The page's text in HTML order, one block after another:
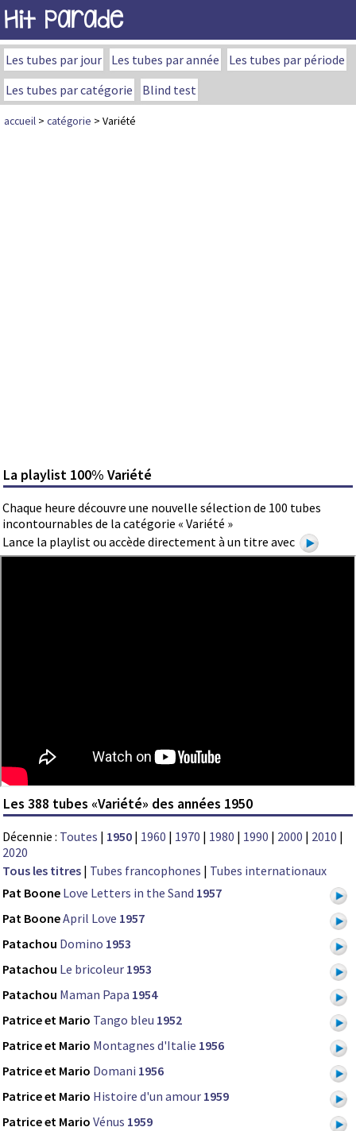
Hit Parade
Les tubes par jour Les tubes par année
Les tubes par période
Les tubes par catégorie
Blind test
accueil > catégorie > Variété
La playlist 100% Variété
Chaque heure découvre une nouvelle sélection de 100 tubes
incontournables de la catégorie « Variété »
Lance la playlist ou accède directement à un titre avec
Les 388 tubes «Variété» des années 1950
Décennie : Toutes | 1950 | 1960 | 1970 | 1980 | 1990 | 2000 | 2010 |
2020
Tous les titres | Tubes francophones | Tubes internationaux
Pat Boone Love Letters in the Sand 1957
Pat BooneApril Love 1957
Patachou Domino 1953
Patachou Le bricoleur 1953
Patachou Maman Papa 1954
Patrice et Mario Tango bleu 1952
Patrice et Mario Montagnes d'Italie 1956
Patrice et Mario Domani 1956
Patrice et Mario Histoire d'un amour 1959
Patrice et Mario Vénus 1959